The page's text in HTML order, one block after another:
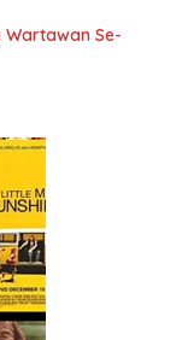
Wartawan Se-